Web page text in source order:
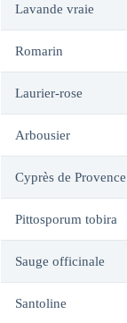
Lavande vraie
Romarin
Laurier-rose
Arbousier
Cyprès de Provence
Pittosporum tobira
Sauge officinale
Santoline